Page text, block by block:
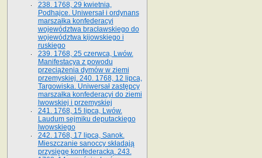
238. 1768, 29 kwietnia,
Podhajce. Uniwersał i ordynans
marszałka konfederacyi
województwa bracławskiego do
wo­jewództwa kijowskiego i
ruskiego
239. 1768, 25 czerwca, Lwów.
Manifestacya z powodu
przeciążenia dymów w ziemi
przemyskiej. 240. 1768, 12 lipca,
Targowiska. Uniwersał zastępcy
marszałka konfederacyi do ziemi
lwowskiej i przemyskiej
241. 1768, 15 lipca, Lwów.
Laudum sejmiku deputackiego
lwowskiego
242. 1768, 17 lipca, Sanok.
Mieszczanie sanoccy składają
przysięgę konfederacką. 243.